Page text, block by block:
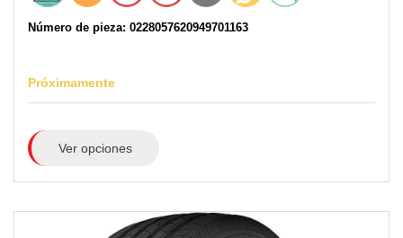
Número de pieza: 0228057620949701163
Próximamente
Ver opciones